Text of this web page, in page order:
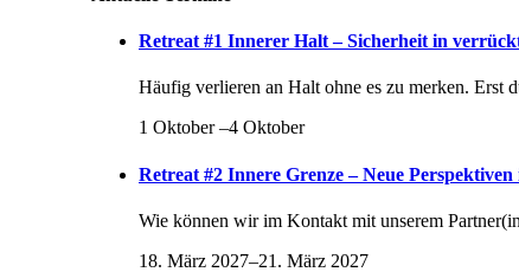
Retreat #1 Innerer Halt – Sicherheit in
Häufig verlieren an Halt ohne es zu merken. Erst
1 Oktober–4 Oktober
Retreat #2 Innere Grenze – Neue
Wie können wir im Kontakt mit unserem
18. März 2027–21. März 2027